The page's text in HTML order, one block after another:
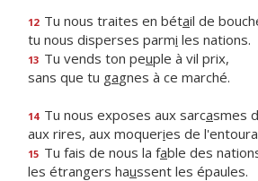
12 Tu nous traites en bétail de
tu nous disperses parmi les nations.
13 Tu vends ton peuple à vil prix,
sans que tu gagnes à ce marché.
14 Tu nous exposes aux sarcasmes
aux rires, aux moqueries de
15 Tu fais de nous la fable des
les étrangers haussent les épaules.